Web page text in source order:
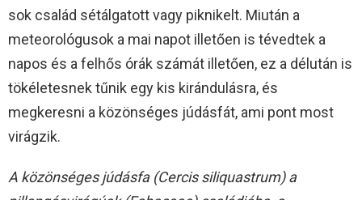
sok család sétálgatott vagy piknikelt. Miután a
meteorológusok a mai napot illetően is tévedtek a
napos és a felhős órák számát illetően, ez a délután is
tökéletesnek tűnik egy kis kirándulásra, és
megkeresni a közönséges júdásfát, ami pont most
virágzik.
A közönséges júdásfa (Cercis siliquastrum) a